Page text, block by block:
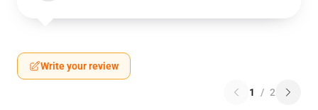
Write your review
1 / 2